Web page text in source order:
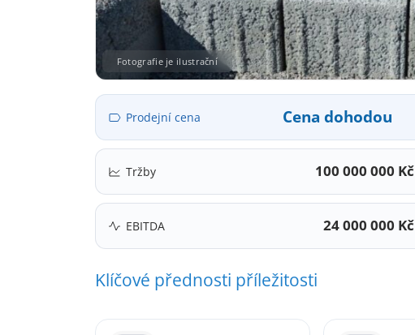
Fotografie je ilustrační
Prodejní cena Cena dohodou
Tržby 100 000 000 Kč
EBITDA 24 000 000 Kč
Klíčové přednosti příležitosti